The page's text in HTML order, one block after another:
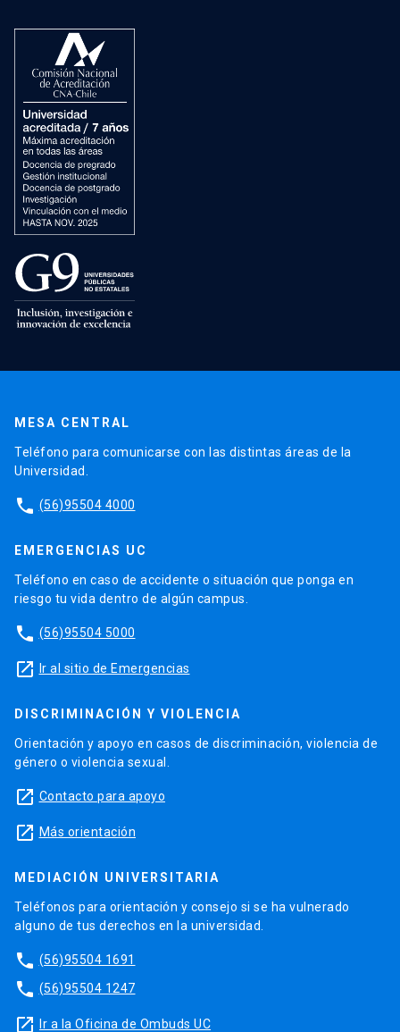
MESA CENTRAL
Teléfono para comunicarse con las distintas áreas de la
Universidad.
phone (56)95504 4000
EMERGENCIAS UC
Teléfono en caso de accidente o situación que ponga en
riesgo tu vida dentro de algún campus.
phone (56)95504 5000
launch Ir al sitio de Emergencias
DISCRIMINACIÓN Y VIOLENCIA
Orientación y apoyo en casos de discriminación, violencia de
género o violencia sexual.
launch Contacto para apoyo
launch Más orientación
MEDIACIÓN UNIVERSITARIA
Teléfonos para orientación y consejo si se ha vulnerado
alguno de tus derechos en la universidad.
phone (56)95504 1691
phone (56)95504 1247
launch Ir a la Oficina de Ombuds UC